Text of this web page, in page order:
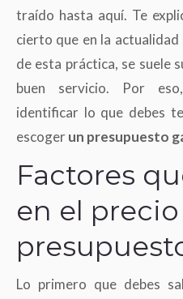
traído hasta aquí. Te
cierto que en la
de esta práctica, se suele
buen servicio. Por
identificar lo que debes
escogerun presupuesto
Factores
en el
Lo primero que debes